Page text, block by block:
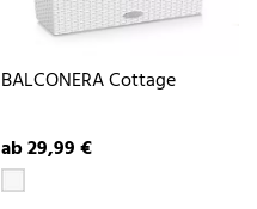
BALCONERA Cottage
ab 29,99 €